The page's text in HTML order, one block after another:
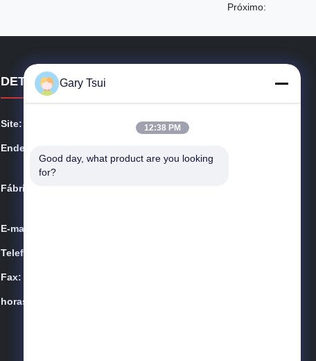
Próximo:
DETALHES DE CONTATO
Site: opendisplayfridge.com
Endereço:
Hefei, Anhui, China
Fábrica:
E-mail:
Telefone:
Fax:
horas:
Gary Tsui
12:38 PM
Good day, what product are you looking
for?